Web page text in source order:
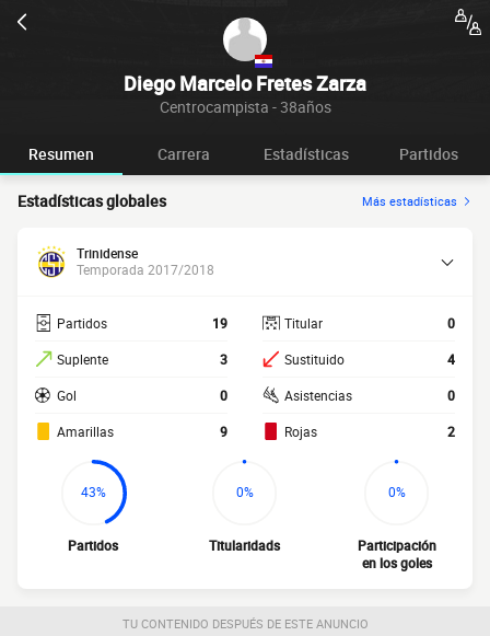
Diego Marcelo Fretes Zarza
Centrocampista - 38años
Resumen Carrera Estadísticas Partidos
Estadísticas globales Más estadísticas
Trinidense
Temporada 2017/2018
Partidos 19
Suplente 3
Gol 0
Amarillas 9
Titular 0
Sustituido 4
Asistencias 0
Rojas 2
43%
Partidos
0%
Titularidads
0%
Participación
en los goles
TU CONTENIDO DESPUÉS DE ESTE ANUNCIO